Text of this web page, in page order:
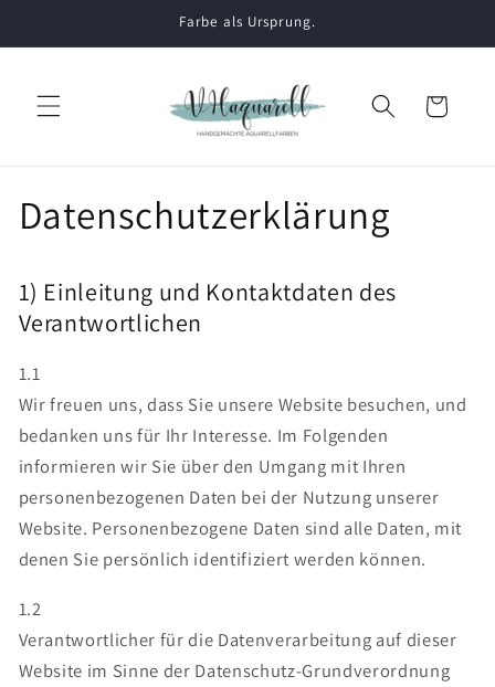
Inhalt
Farbe als Ursprung.
Warenkorb
Datenschutzerklärung
1) Einleitung und Kontaktdaten des
Verantwortlichen
1.1
Wir freuen uns, dass Sie unsere Website besuchen, und
bedanken uns für Ihr Interesse. Im Folgenden
informieren wir Sie über den Umgang mit Ihren
personenbezogenen Daten bei der Nutzung unserer
Website. Personenbezogene Daten sind alle Daten, mit
denen Sie persönlich identifiziert werden können.
1.2
Verantwortlicher für die Datenverarbeitung auf dieser
Website im Sinne der Datenschutz-Grundverordnung